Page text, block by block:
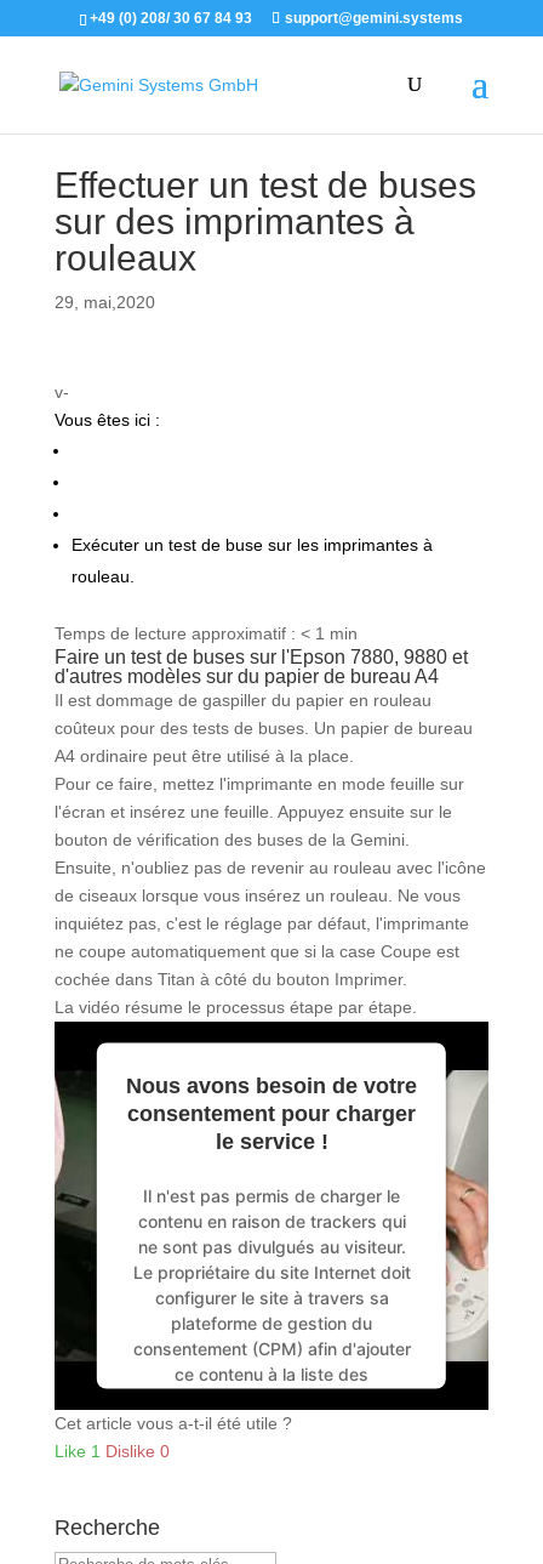
+49 (0) 208/ 30 67 84 93 support@gemini.systems
Effectuer un test de buses
sur des imprimantes à
rouleaux
29, mai,2020
v-
Vous êtes ici :
Exécuter un test de buse sur les imprimantes à
rouleau.
Temps de lecture approximatif : < 1 min
Faire un test de buses sur l'Epson 7880, 9880 et
d'autres modèles sur du papier de bureau A4
Il est dommage de gaspiller du papier en rouleau
coûteux pour des tests de buses. Un papier de bureau
A4 ordinaire peut être utilisé à la place.
Pour ce faire, mettez l'imprimante en mode feuille sur
l'écran et insérez une feuille. Appuyez ensuite sur le
bouton de vérification des buses de la Gemini.
Ensuite, n'oubliez pas de revenir au rouleau avec l'icône
de ciseaux lorsque vous insérez un rouleau. Ne vous
inquiétez pas, c'est le réglage par défaut, l'imprimante
ne coupe automatiquement que si la case Coupe est
cochée dans Titan à côté du bouton Imprimer.
La vidéo résume le processus étape par étape.
Nous avons besoin de votre
consentement pour charger
le service !
Il n'est pas permis de charger le
contenu en raison de trackers qui
ne sont pas divulgués au visiteur.
Le propriétaire du site Internet doit
configurer le site à travers sa
plateforme de gestion du
consentement (CPM) afin d'ajouter
ce contenu à la liste des
powered byUsercentrics Consent
Management Platform
Cet article vous a-t-il été utile ?
Like 1 Dislike 0
Recherche